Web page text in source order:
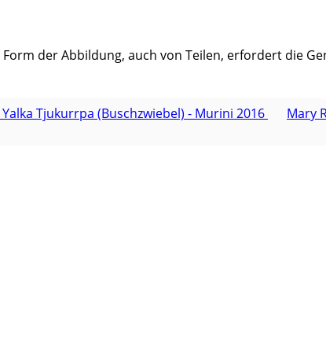
der Abbildung, auch von Teilen, erfordert die
Tjukurrpa (Buschzwiebel) - Murini 2016
Mary